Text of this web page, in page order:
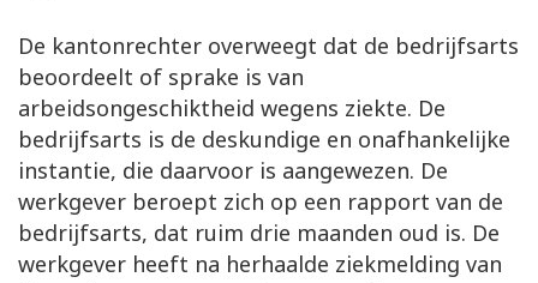
De kantonrechter overweegt dat de bedrijfsarts
beoordeelt of sprake is van
arbeidsongeschiktheid wegens ziekte. De
bedrijfsarts is de deskundige en onafhankelijke
instantie, die daarvoor is aangewezen. De
werkgever beroept zich op een rapport van de
bedrijfsarts, dat ruim drie maanden oud is. De
werkgever heeft na herhaalde ziekmelding van